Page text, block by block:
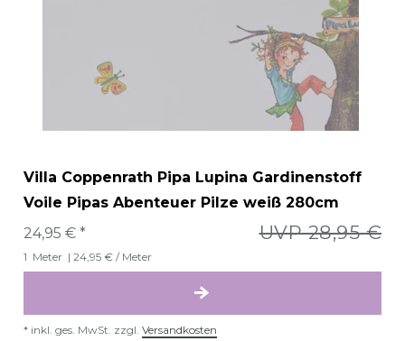
Villa Coppenrath Pipa Lupina Gardinenstoff
Voile Pipas Abenteuer Pilze weiß 280cm
UVP 28,95 €
24,95 € *
1 Meter | 24,95 € / Meter
* inkl. ges. MwSt. zzgl. Versandkosten